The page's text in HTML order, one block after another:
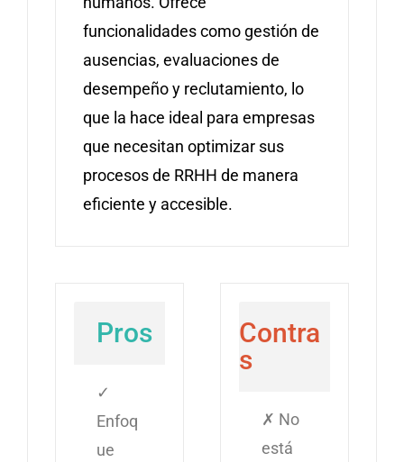
funcionalidades como gestión de
ausencias, evaluaciones de
desempeño y reclutamiento, lo
que la hace ideal para empresas
que necesitan optimizar sus
procesos de RRHH de manera
eficiente y accesible.
Pros
✓
Enfoq
ue
Contra
s
✗ No
está